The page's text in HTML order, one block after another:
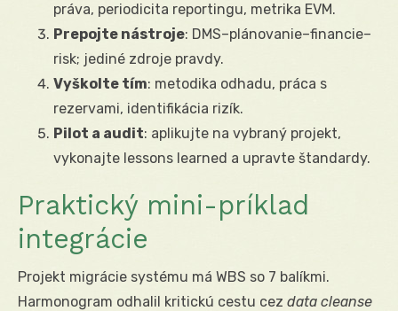
práva, periodicita reportingu, metrika EVM.
Prepojte nástroje: DMS–plánovanie–financie–
risk; jediné zdroje pravdy.
Vyškolte tím: metodika odhadu, práca s
rezervami, identifikácia rizík.
Pilot a audit: aplikujte na vybraný projekt,
vykonajte lessons learned a upravte štandardy.
Praktický mini-príklad
integrácie
Projekt migrácie systému má WBS so 7 balíkmi.
Harmonogram odhalil kritickú cestu cez data cleanse